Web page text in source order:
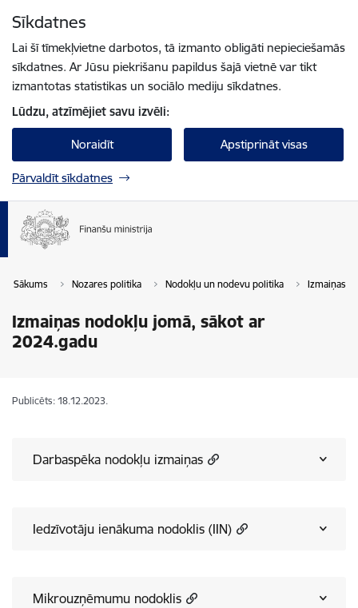
Sīkdatnes
Lai šī tīmekļvietne darbotos, tā izmanto obligāti nepieciešamās
sīkdatnes. Ar Jūsu piekrišanu papildus šajā vietnē var tikt
izmantotas statistikas un sociālo mediju sīkdatnes.
Lūdzu, atzīmējiet savu izvēli:
Noraidīt Apstiprināt visas
Pārvaldīt sīkdatnes
Sākums Nozares politika Nodokļu un nodevu politika Izmaiņas
Izmaiņas nodokļu jomā, sākot ar
2024.gadu
Publicēts: 18.12.2023.
Darbaspēka nodokļu izmaiņas
Iedzīvotāju ienākuma nodoklis (IIN)
Mikrouzņēmumu nodoklis